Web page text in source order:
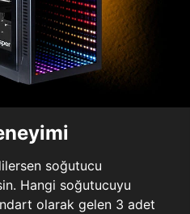
soğutucu
Hangi soğutucuyu
olarak gelen 3 adet